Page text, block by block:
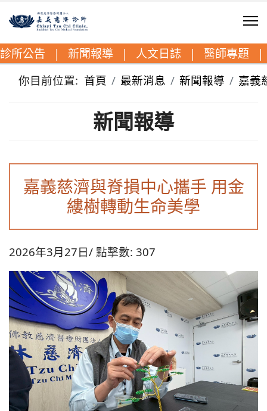
診所公告 | 新聞報導 | 人文日誌 | 醫師專題 |
你目前位置: 首頁 最新消息 新聞報導 嘉義
新聞報導
嘉義慈濟與脊損中心攜手 用金
縷樹轉動生命美學
2026年3月27日 點擊數: 307